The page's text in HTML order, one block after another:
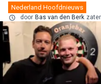
Nederland Hoofdnieuws
door Bas van den Berk